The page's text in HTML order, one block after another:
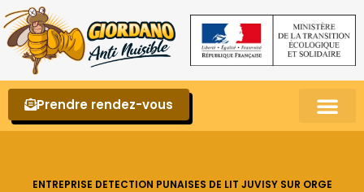
Prendre rendez-vous
ENTREPRISE DETECTION PUNAISES DE LIT JUVISY SUR ORGE